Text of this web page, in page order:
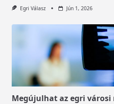
Egri Válasz Jún 1, 2026
Megújulhat az egri városi